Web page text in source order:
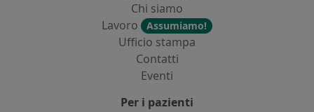
Chi siamo
Lavoro
Assumiamo!
Ufficio stampa
Contatti
Eventi
Per i pazienti